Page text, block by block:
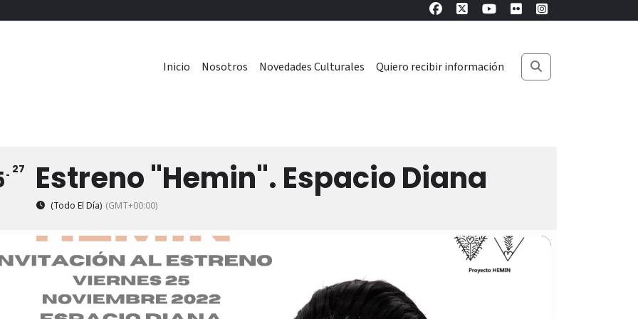
Inicio Nosotros Novedades Culturales Quiero recibir información
27 Estreno "Hemin". Espacio Diana
(Todo El Día) (GMT+00:00)